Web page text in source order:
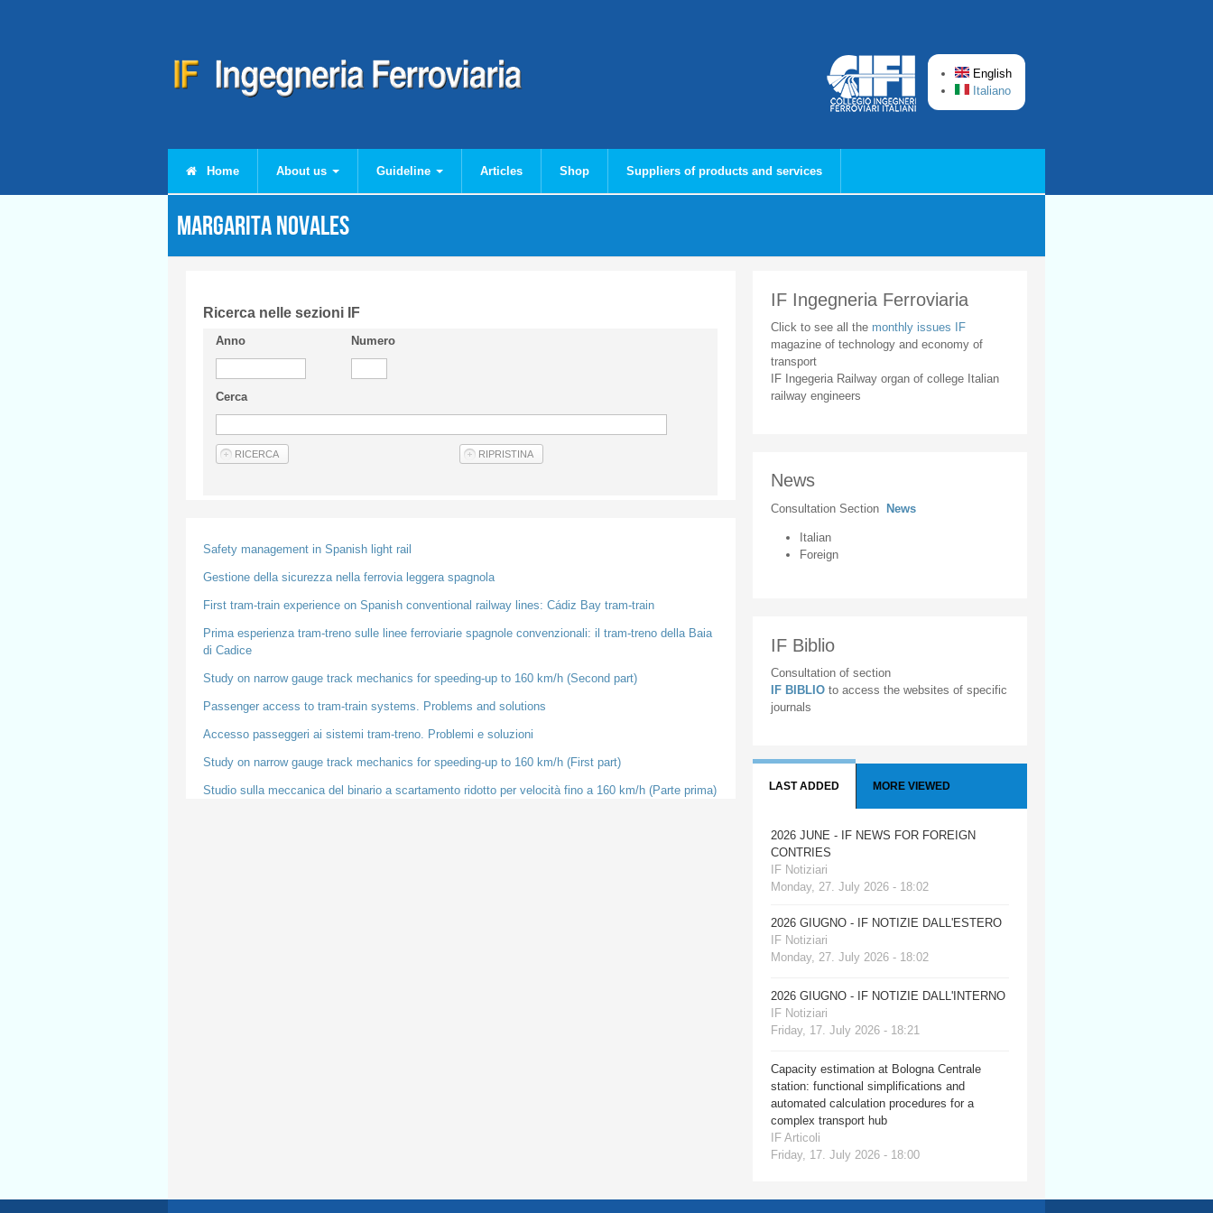
English
Italiano
Home About us Guideline Articles Shop Suppliers of products and services
Margarita NOVALES
Ricerca nelle sezioni IF
Anno Numero
Cerca
Safety management in Spanish light rail
Gestione della sicurezza nella ferrovia leggera spagnola
First tram-train experience on Spanish conventional railway lines: Cádiz Bay tram-train
Prima esperienza tram-treno sulle linee ferroviarie spagnole convenzionali: il tram-treno della Baia
di Cadice
Study on narrow gauge track mechanics for speeding-up to 160 km/h (Second part)
Passenger access to tram-train systems. Problems and solutions
Accesso passeggeri ai sistemi tram-treno. Problemi e soluzioni
Study on narrow gauge track mechanics for speeding-up to 160 km/h (First part)
Studio sulla meccanica del binario a scartamento ridotto per velocità fino a 160 km/h (Parte prima)
IF Ingegneria Ferroviaria
Click to see all the monthly issues IF
magazine of technology and economy of
transport
IF Ingegeria Railway organ of college Italian
railway engineers
News
Consultation Section News
Italian
Foreign
IF Biblio
Consultation of section
IF BIBLIO to access the websites of specific
journals
LAST ADDED MORE VIEWED
2026 JUNE - IF NEWS FOR FOREIGN
CONTRIES
IF Notiziari
Monday, 27. July 2026 - 18:02
2026 GIUGNO - IF NOTIZIE DALL'ESTERO
IF Notiziari
Monday, 27. July 2026 - 18:02
2026 GIUGNO - IF NOTIZIE DALL'INTERNO
IF Notiziari
Friday, 17. July 2026 - 18:21
Capacity estimation at Bologna Centrale
station: functional simplifications and
automated calculation procedures for a
complex transport hub
IF Articoli
Friday, 17. July 2026 - 18:00